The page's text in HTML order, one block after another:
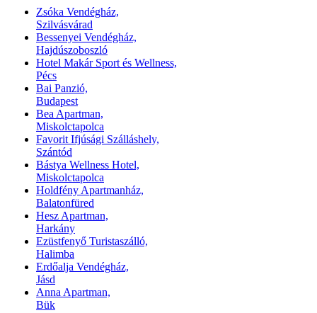
Zsóka Vendégház,
Szilvásvárad
Bessenyei Vendégház,
Hajdúszoboszló
Hotel Makár Sport és Wellness,
Pécs
Bai Panzió,
Budapest
Bea Apartman,
Miskolctapolca
Favorit Ifjúsági Szálláshely,
Szántód
Bástya Wellness Hotel,
Miskolctapolca
Holdfény Apartmanház,
Balatonfüred
Hesz Apartman,
Harkány
Ezüstfenyő Turistaszálló,
Halimba
Erdőalja Vendégház,
Jásd
Anna Apartman,
Bük